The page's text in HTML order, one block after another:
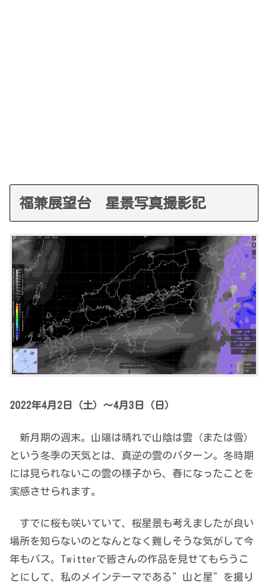
福兼展望台 星景写真撮影記
2022年4月2日（土）～4月3日（日）
新月期の週末。山陽は晴れで山陰は雲（または雪）
という冬季の天気とは、真逆の雲のパターン。冬時期
には見られないこの雲の様子から、春になったことを
実感させられます。
すでに桜も咲いていて、桜星景も考えましたが良い
場所を知らないのとなんとなく難しそうな気がして今
年もパス。Twitterで皆さんの作品を見せてもらうこ
とにして、私のメインテーマである”山と星”を撮り